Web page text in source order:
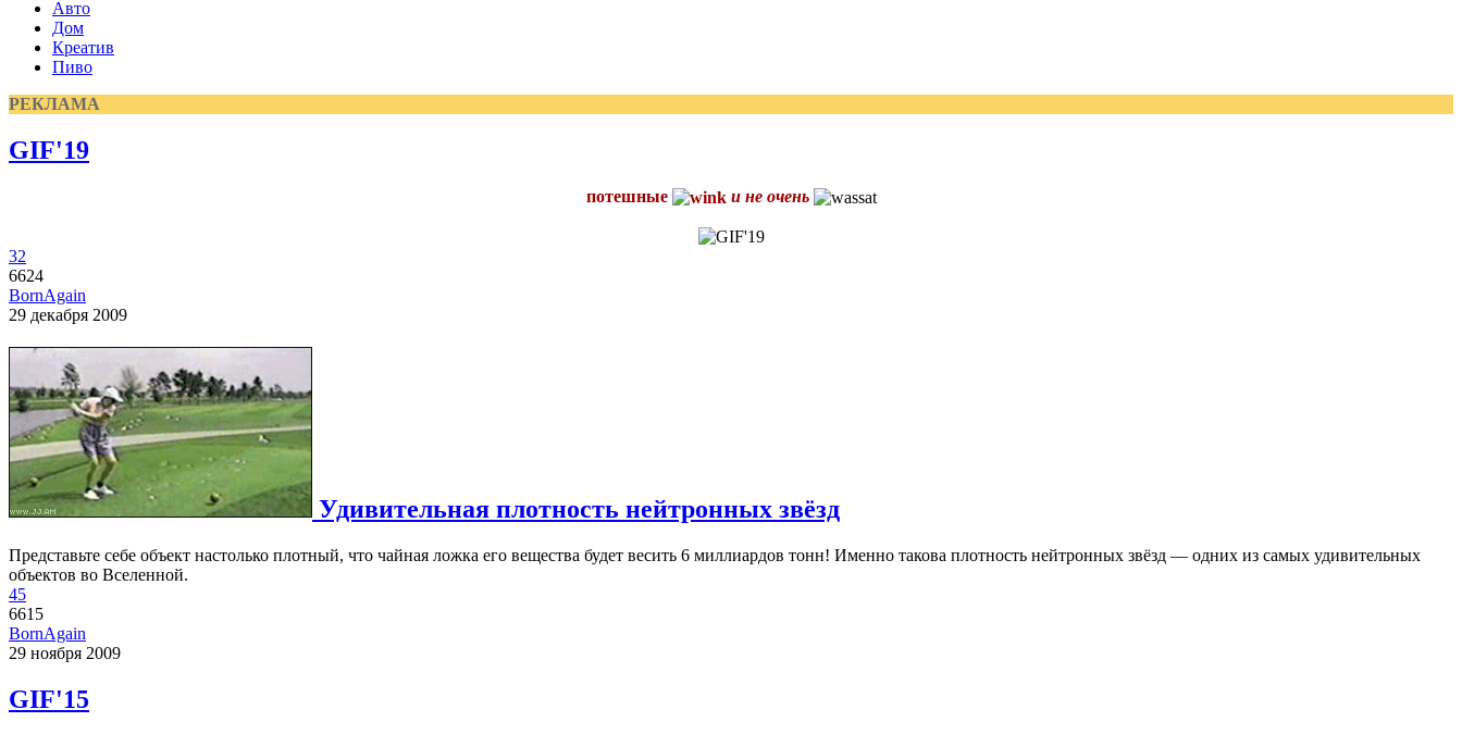
Авто
Дом
Креатив
Пиво
РЕКЛАМА
GIF'19
потешные и не очень
32
6624
BornAgain
29 декабря 2009
Удивительная плотность нейтронных звёзд
Представьте себе объект настолько плотный, что чайная ложка его вещества будет весить 6 миллиардов тонн! Именно такова плотность нейтронных звёзд — одних из самых удивительных
объектов во Вселенной.
45
6615
BornAgain
29 ноября 2009
GIF'15